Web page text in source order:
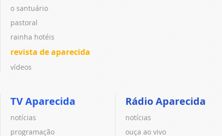
o santuário
pastoral
rainha hotéis
revista de aparecida
vídeos
TV Aparecida
notícias
programação
Rádio Aparecida
notícias
ouça ao vivo